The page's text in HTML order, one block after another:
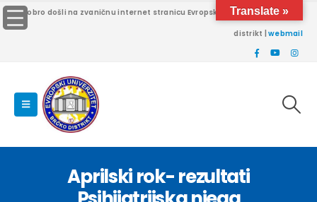
Dobro došli na zvaničnu internet stranicu Evropskog univerziteta Brčko
distrikt |webmail
Aprilski rok- rezultati
Translate »